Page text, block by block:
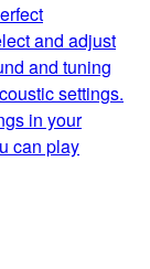
and adjust
and tuning
settings.
in your
can play